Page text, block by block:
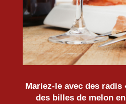
Mariez-le avec des radis
des billes de melon